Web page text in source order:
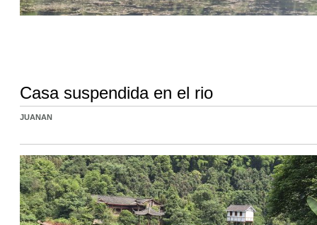
Casa suspendida en el rio
JUANAN